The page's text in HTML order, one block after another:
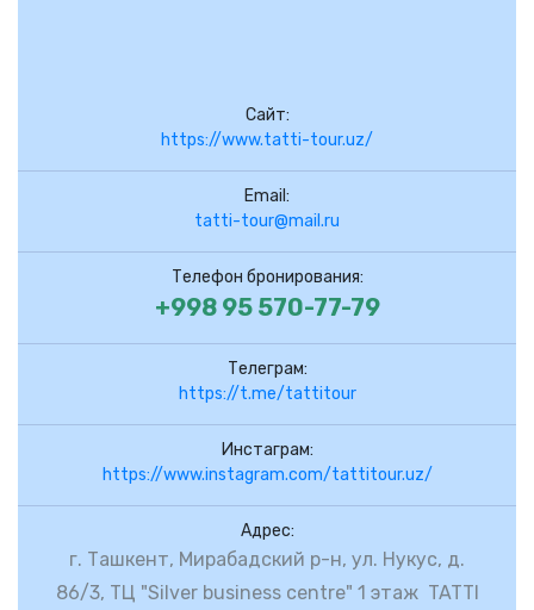
Сайт:
https://www.tatti-tour.uz/
Email:
tatti-tour@mail.ru
Телефон бронирования:
+998 95 570-77-79
Телеграм:
https://t.me/tattitour
Инстаграм:
https://www.instagram.com/tattitour.uz/
Адрес:
г. Ташкент, Мирабадский р-н, ул. Нукус, д.
86/3, ТЦ "Silver business centre" 1 этаж TATTI